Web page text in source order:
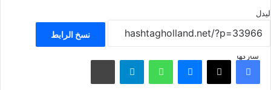
ليدل
نسخ الرابط
شاركهافيسبوك ‫X ماسنجر واتساب تيلقرام مشاركة عبر البريد